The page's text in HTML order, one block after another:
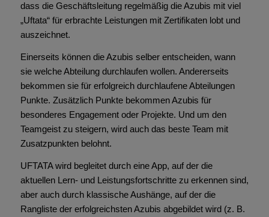
dass die Geschäftsleitung regelmäßig die Azubis mit viel
„Uftata“ für erbrachte Leistungen mit Zertifikaten lobt und
auszeichnet.
Einerseits können die Azubis selber entscheiden, wann
sie welche Abteilung durchlaufen wollen. Andererseits
bekommen sie für erfolgreich durchlaufene Abteilungen
Punkte. Zusätzlich Punkte bekommen Azubis für
besonderes Engagement oder Projekte. Und um den
Teamgeist zu steigern, wird auch das beste Team mit
Zusatzpunkten belohnt.
UFTATA wird begleitet durch eine App, auf der die
aktuellen Lern- und Leistungsfortschritte zu erkennen sind,
aber auch durch klassische Aushänge, auf der die
Rangliste der erfolgreichsten Azubis abgebildet wird (z. B.